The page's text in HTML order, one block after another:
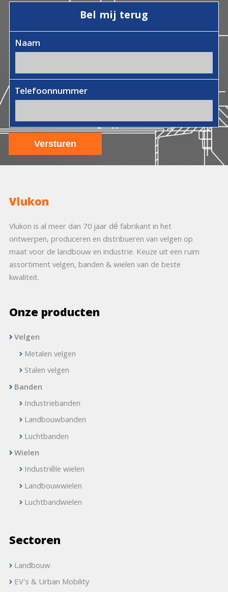
Bel mij terug
Naam
Telefoonnummer
Vlukon
Vlukon is al meer dan 70 jaar dé fabrikant in het
ontwerpen, produceren en distribueren van velgen op
maat voor de landbouw en industrie. Keuze uit een ruim
assortiment velgen, banden & wielen van de beste
kwaliteit.
Onze producten
Velgen
Metalen velgen
Stalen velgen
Banden
Industriebanden
Landbouwbanden
Luchtbanden
Wielen
Industriële wielen
Landbouwwielen
Luchtbandwielen
Sectoren
Landbouw
EV's & Urban Mobility